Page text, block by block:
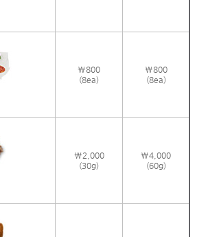
\800
(8ea)
\800
(8ea)
\2,000
(30g)
\4,000
(60g)